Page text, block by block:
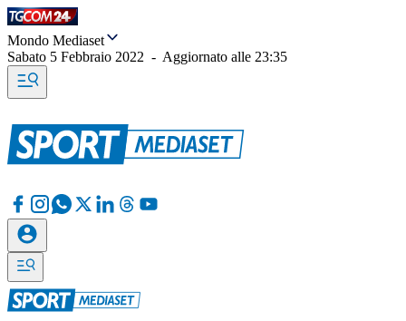
Mondo Mediaset
Sabato 5 Febbraio 2022 - Aggiornato alle 23:35